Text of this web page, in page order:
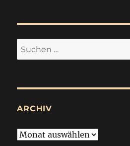
Suchen
nach:
ARCHIV
Archiv